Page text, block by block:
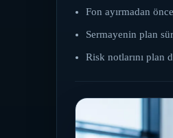
Fon ayırmadan
Sermayenin plan
Risk notlarını plan